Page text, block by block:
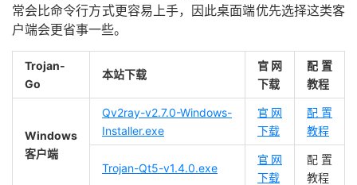
常会比命令行方式更容易上手，因此桌面端优先选择这类客
户端会更省事一些。
Trojan-
Go
本站下载
官网
下载
配置
教程
Windows
客户端
Qv2ray-v2.7.0-Windows-
Installer.exe
官网
下载
配置
教程
Trojan-Qt5-v1.4.0.exe
官网
下载
配置
教程